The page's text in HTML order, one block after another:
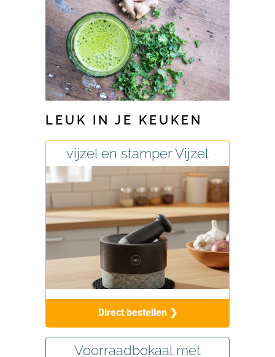
LEUK IN JE KEUKEN
vijzel en stamper Vijzel
Direct bestellen ❯
Voorraadbokaal met